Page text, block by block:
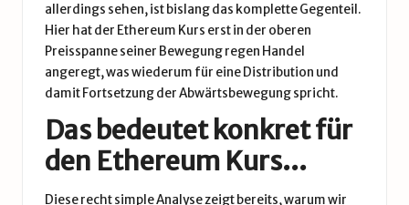
allerdings sehen, ist bislang das komplette Gegenteil.
Hier hat der Ethereum Kurs erst in der oberen
Preisspanne seiner Bewegung regen Handel
angeregt, was wiederum für eine Distribution und
damit Fortsetzung der Abwärtsbewegung spricht.
Das bedeutet konkret für
den Ethereum Kurs…
Diese recht simple Analyse zeigt bereits, warum wir